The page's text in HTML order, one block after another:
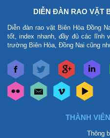
DIỄN ĐÀN RAO VẶT
Diễn đàn rao vặt Biên Hòa Đồng
tốt, index nhanh, đầy đủ các lĩnh
trường Biên Hòa, Đồng Nai cũng
THÀNH
Thông